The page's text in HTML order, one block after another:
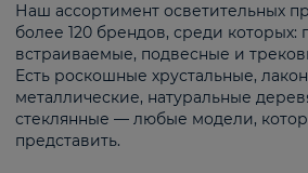
Наш ассортимент осветительных
более 120 брендов, среди которых:
встраиваемые, подвесные и
Есть роскошные хрустальные,
металлические, натуральные
стеклянные — любые модели,
представить.